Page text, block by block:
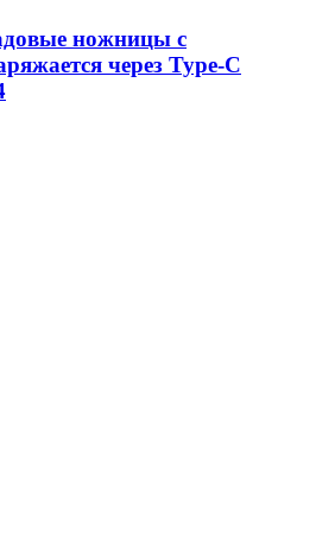
ножницы с
через Type-C